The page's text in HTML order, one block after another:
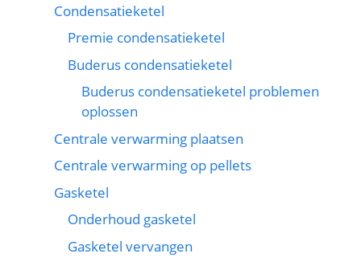
Condensatieketel
Premie condensatieketel
Buderus condensatieketel
Buderus condensatieketel problemen
oplossen
Centrale verwarming plaatsen
Centrale verwarming op pellets
Gasketel
Onderhoud gasketel
Gasketel vervangen